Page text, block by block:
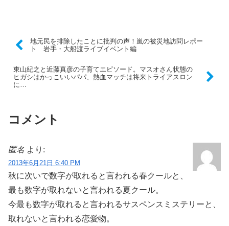
地元民を排除したことに批判の声！嵐の被災地訪問レポー
ト 岩手・大船渡ライブイベント編
東山紀之と近藤真彦の子育てエピソード。マスオさん状態の
ヒガシはかっこいいパパ、熱血マッチは将来トライアスロン
に…
コメント
匿名 より:
2013年6月21日 6:40 PM
秋に次いで数字が取れると言われる春クールと、
最も数字が取れないと言われる夏クール。
今最も数字が取れると言われるサスペンスミステリーと、
取れないと言われる恋愛物。